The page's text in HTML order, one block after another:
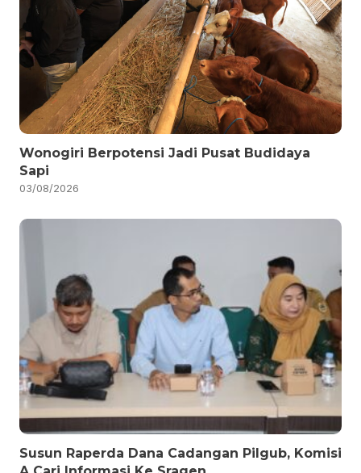
Wonogiri Berpotensi Jadi Pusat Budidaya
Sapi
03/08/2026
Susun Raperda Dana Cadangan Pilgub, Komisi